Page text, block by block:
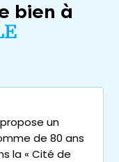
bien à
propose un
de 80 ans
la « Cité de